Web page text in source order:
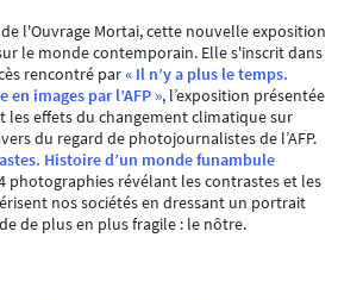
de l'Ouvrage Mortai, cette nouvelle exposition
le monde contemporain. Elle s'inscrit dans
rencontré par« Il n’y a plus le temps.
en images par l’AFP », l’exposition présentée
les effets du changement climatique sur
du regard de photojournalistes de l’AFP.
Histoire d’un monde funambule
photographies révélant les contrastes et les
nos sociétés en dressant un portrait
de plus en plus fragile : le nôtre.